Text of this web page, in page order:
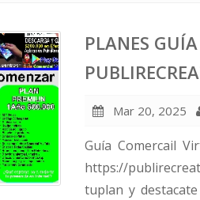
PLANES
Mar 20, 2025
Guía Comercail
https://
tuplan y